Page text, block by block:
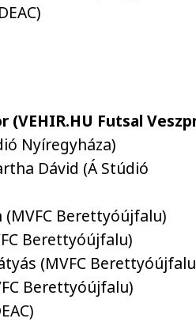
(VEHIR.HU Futsal
Nyíregyháza)
Dávid (Á Stúdió
(MVFC Berettyóújfalu)
Berettyóújfalu)
(MVFC
Berettyóújfalu)